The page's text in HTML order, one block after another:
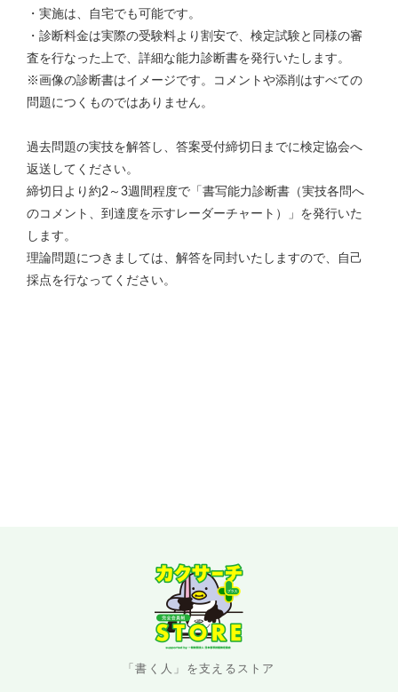
・実施は、自宅でも可能です。
・診断料金は実際の受験料より割安で、検定試験と同様の審
査を行なった上で、詳細な能力診断書を発行いたします。
※画像の診断書はイメージです。コメントや添削はすべての
問題につくものではありません。
過去問題の実技を解答し、答案受付締切日までに検定協会へ
返送してください。
締切日より約2～3週間程度で「書写能力診断書（実技各問へ
のコメント、到達度を示すレーダーチャート）」を発行いた
します。
理論問題につきましては、解答を同封いたしますので、自己
採点を行なってください。
「書く人」を支えるストア